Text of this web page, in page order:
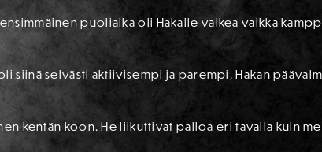
puoliaika oli Hakalle vaikea vaikka
siinä selvästi aktiivisempi ja parempi, Hakan
kentän koon. He liikuttivat palloa eri tavalla kuin